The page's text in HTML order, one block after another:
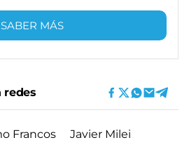
SABER MÁS
redes
Francos
Javier Milei